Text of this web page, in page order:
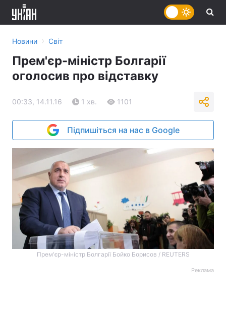
Новини › Світ
Прем'єр-міністр Болгарії
оголосив про відставку
00:33, 14.11.16 1 хв. 1101
Підпишіться на нас в Google
Прем'єр-міністр Болгарії Бойко Борисов / REUTERS
Реклама